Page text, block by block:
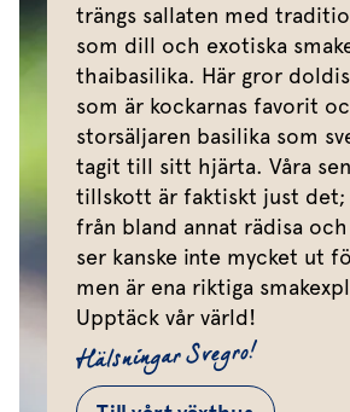
trängs sallaten med
som dill och exotiska
thaibasilika. Här gror
som är kockarnas favorit
storsäljaren basilika som
tagit till sitt hjärta. Våra
tillskott är faktiskt just det;
från bland annat rädisa och
ser kanske inte mycket ut
men är ena riktiga
Upptäck vår värld!
Hälsningar Svegro!